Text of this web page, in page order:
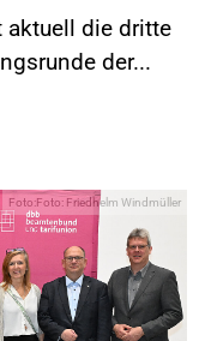
aktuell die dritte
der...
Foto:Foto: Friedhelm Windmüller